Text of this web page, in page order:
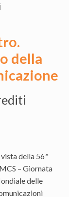
della
vista della 56^
– Giornata
delle